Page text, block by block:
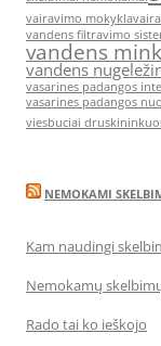
vairavimo mokykla
vandens filtravimo
vandens
vandens
vasarines padangos
vasarines padangos
viesbuciai
NEMOKAMI
Kam naudingi
Nemokamų
Rado tai ko ieškojo